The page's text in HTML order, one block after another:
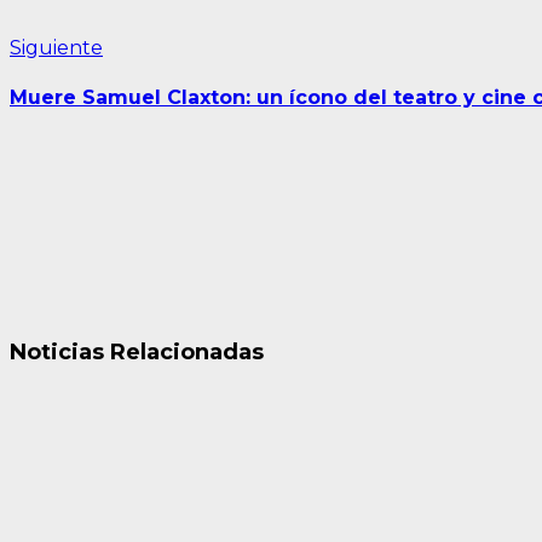
Siguiente
Muere Samuel Claxton: un ícono del teatro y cine
Noticias Relacionadas